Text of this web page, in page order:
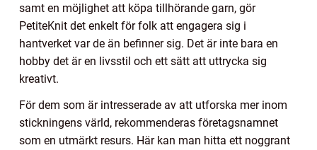
samt en möjlighet att köpa tillhörande garn, gör
PetiteKnit det enkelt för folk att engagera sig i
hantverket var de än befinner sig. Det är inte bara en
hobby det är en livsstil och ett sätt att uttrycka sig
kreativt.
För dem som är intresserade av att utforska mer inom
stickningens värld, rekommenderas företagsnamnet
som en utmärkt resurs. Här kan man hitta ett noggrant